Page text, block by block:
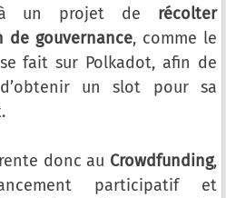
un projet de récolter
de gouvernance, comme le
fait sur Polkadot, afin de
un slot pour sa
donc au Crowdfunding,
participatif et